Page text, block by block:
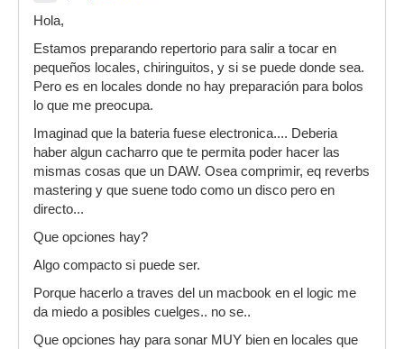
Hola,
Estamos preparando repertorio para salir a tocar en
pequeños locales, chiringuitos, y si se puede donde sea.
Pero es en locales donde no hay preparación para bolos
lo que me preocupa.
Imaginad que la bateria fuese electronica.... Deberia
haber algun cacharro que te permita poder hacer las
mismas cosas que un DAW. Osea comprimir, eq reverbs
mastering y que suene todo como un disco pero en
directo...
Que opciones hay?
Algo compacto si puede ser.
Porque hacerlo a traves del un macbook en el logic me
da miedo a posibles cuelges.. no se..
Que opciones hay para sonar MUY bien en locales que